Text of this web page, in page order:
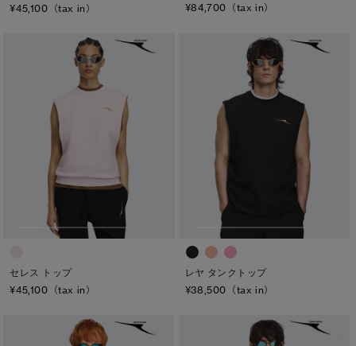
¥45,100（tax in）
¥84,700（tax in）
セレス トップ
¥45,100（tax in）
レヤ タンクトップ
¥38,500（tax in）